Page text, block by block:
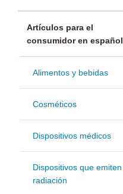
Artículos para el
consumidor en español
Alimentos y bebidas
Cosméticos
Dispositivos médicos
Dispositivos que emiten
radiación